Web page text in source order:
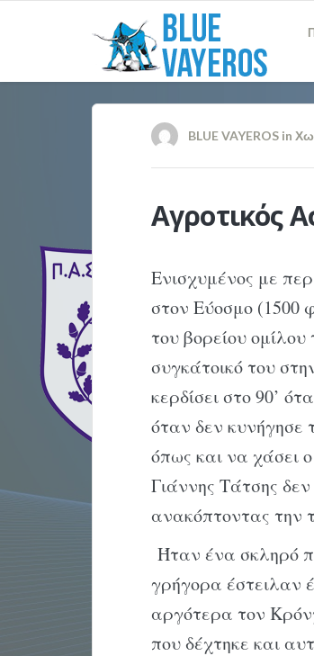
BLUE VAYEROSin
Αγροτικός
Ενισχυμένος με
στον Εύοσμο (1500
του βορείου
συγκάτοικό του
κερδίσει στο 90’
όταν δεν κυνήγησε
όπως και να χάσει
Γιάννης Τάτσης
ανακόπτοντας την
Ήταν ένα σκληρό
γρήγορα έστειλαν
αργότερα τον
που δέχτηκε και